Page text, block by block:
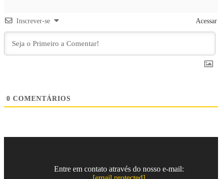
Inscrever-se Acessar
0 COMENTÁRIOS
Entre em contato através do nosso e-mail: